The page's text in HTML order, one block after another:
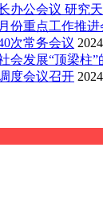
办公会议 研究
份重点工作推进
次常务会议
会发展“顶梁柱
度会议召开